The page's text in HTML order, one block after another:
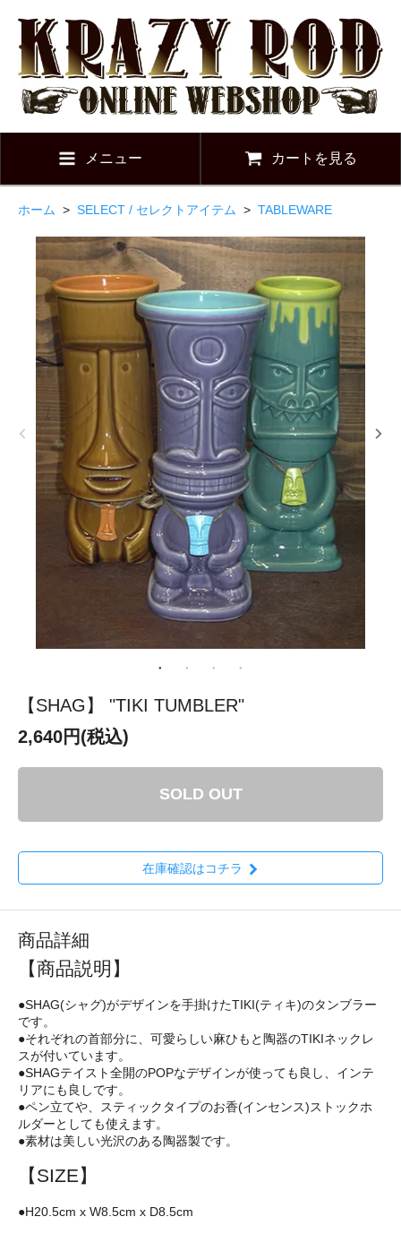
メニュー カートを見る
ホーム > SELECT / セレクトアイテム > TABLEWARE
【SHAG】 "TIKI TUMBLER"
2,640円(税込)
SOLD OUT
在庫確認はコチラ
商品詳細
【商品説明】
●SHAG(シャグ)がデザインを手掛けたTIKI(ティキ)のタンブラー
です。
●それぞれの首部分に、可愛らしい麻ひもと陶器のTIKIネックレ
スが付いています。
●SHAGテイスト全開のPOPなデザインが使っても良し、インテ
リアにも良しです。
●ペン立てや、スティックタイプのお香(インセンス)ストックホ
ルダーとしても使えます。
●素材は美しい光沢のある陶器製です。
【SIZE】
●H20.5cm x W8.5cm x D8.5cm